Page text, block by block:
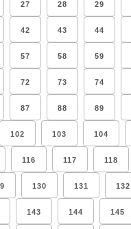
27 28 29
42 43 44
57 58 59
72 73 74
87 88 89
102 103 104
116 117 118
130 131 132
143 144 145